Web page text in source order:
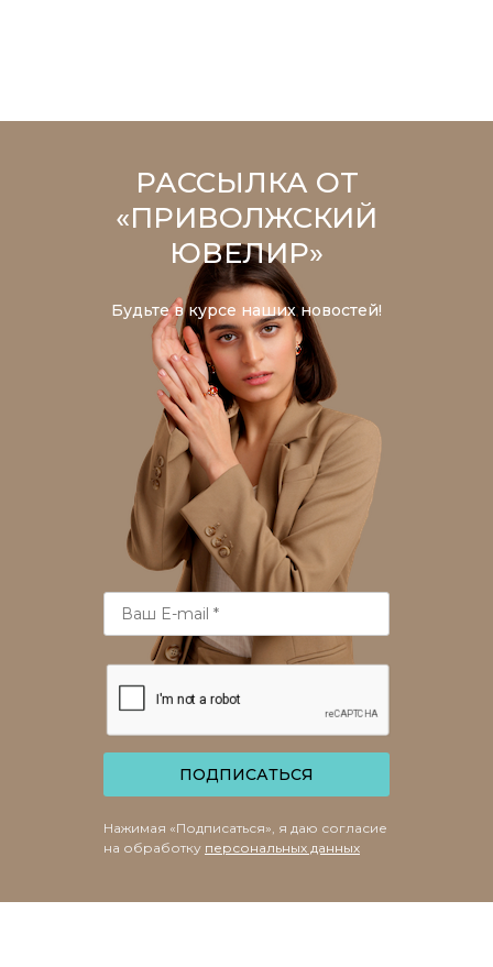
РАССЫЛКА ОТ
«ПРИВОЛЖСКИЙ
ЮВЕЛИР»
Будьте в курсе наших новостей!
ПОДПИСАТЬСЯ
Нажимая «Подписаться», я даю согласие
на обработку персональных данных